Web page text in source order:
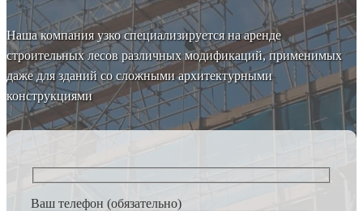
Наша компания узко специализируется на аренде
строительных лесов различных модификаций, применимых
даже для зданий со сложными архитектурными
конструкциями
Ваш телефон (обязательно)